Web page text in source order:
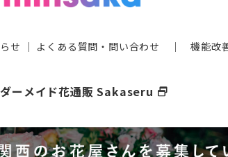
せ ｜ よくある質問・問い合わせ ｜機能改
ーメイド花通販 Sakaseru select_window